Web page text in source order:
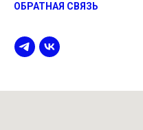
ОБРАТНАЯ СВЯЗЬ